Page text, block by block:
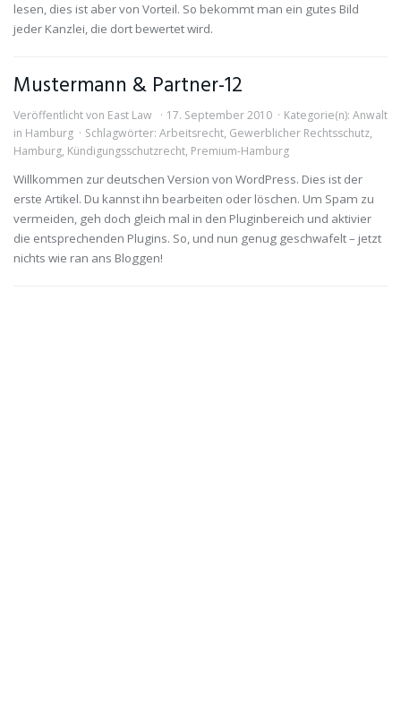
lesen, dies ist aber von Vorteil. So bekommt man ein gutes Bild
jeder Kanzlei, die dort bewertet wird.
Mustermann & Partner-12
Veröffentlicht von East Law 17. September 2010 Kategorie(n): Anwalt
in Hamburg
Schlagwörter: Arbeitsrecht, Gewerblicher Rechtsschutz,
Hamburg, Kündigungsschutzrecht, Premium-Hamburg
Willkommen zur deutschen Version von WordPress. Dies ist der
erste Artikel. Du kannst ihn bearbeiten oder löschen. Um Spam zu
vermeiden, geh doch gleich mal in den Pluginbereich und aktivier
die entsprechenden Plugins. So, und nun genug geschwafelt – jetzt
nichts wie ran ans Bloggen!